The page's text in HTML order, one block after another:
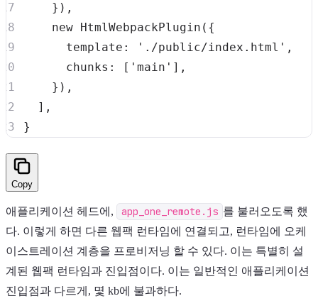
} ) ,
new HtmlWebpackPlugin ( {
template : './public/index.html' ,
chunks : [ 'main' ] ,
} ) ,
] ,
}
Copy
애플리케이션 헤드에, app_one_remote.js 를 불러오도록 했
다. 이렇게 하면 다른 웹팩 런타임에 연결되고, 런타임에 오케
이스트레이션 계층을 프로비저닝 할 수 있다. 이는 특별히 설
계된 웹팩 런타임과 진입점이다. 이는 일반적인 애플리케이션
진입점과 다르게, 몇 kb에 불과하다.